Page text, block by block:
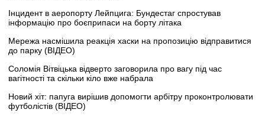
Інцидент в аеропорту Лейпцига: Бундестаг спростував
інформацію про боєприпаси на борту літака
Мережа насмішила реакція хаски на пропозицію відправитися
до парку (ВІДЕО)
Соломія Вітвіцька відверто заговорила про вагу під час
вагітності та скільки кіло вже набрала
Новий хіт: папуга вирішив допомогти арбітру проконтролювати
футболістів (ВІДЕО)